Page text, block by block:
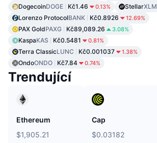
DogecoinDOGE Kč1.46 0.13% StellarXLM
Lorenzo ProtocolBANK Kč0.8926 12.69%
PAX GoldPAXG Kč89,089.26 3.08%
KaspaKAS Kč0.5481 0.81%
Terra ClassicLUNC Kč0.001037 1.38%
OndoONDO Kč7.84 0.74%
Trendující
Ethereum
$1,905.21
Cap
$0.03182